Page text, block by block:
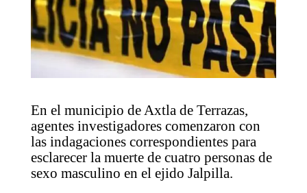
En el municipio de Axtla de Terrazas,
agentes investigadores comenzaron con
las indagaciones correspondientes para
esclarecer la muerte de cuatro personas de
sexo masculino en el ejido Jalpilla.